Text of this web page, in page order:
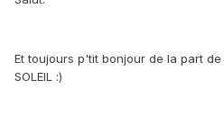
Et toujours p'tit bonjour de la part de
SOLEIL :)